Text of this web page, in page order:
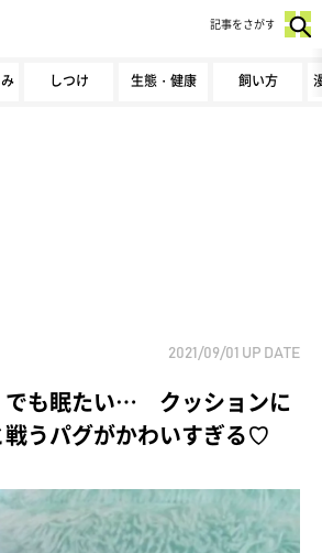
しつけ 生態・健康 飼い方
記事をさがす
2021/09/01 UP DATE
でも眠たい… クッションに
うパグがかわいすぎる♡